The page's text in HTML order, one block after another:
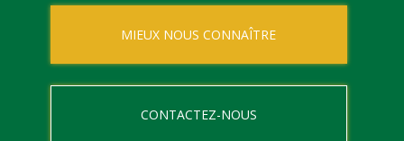
MIEUX NOUS CONNAÎTRE
CONTACTEZ-NOUS